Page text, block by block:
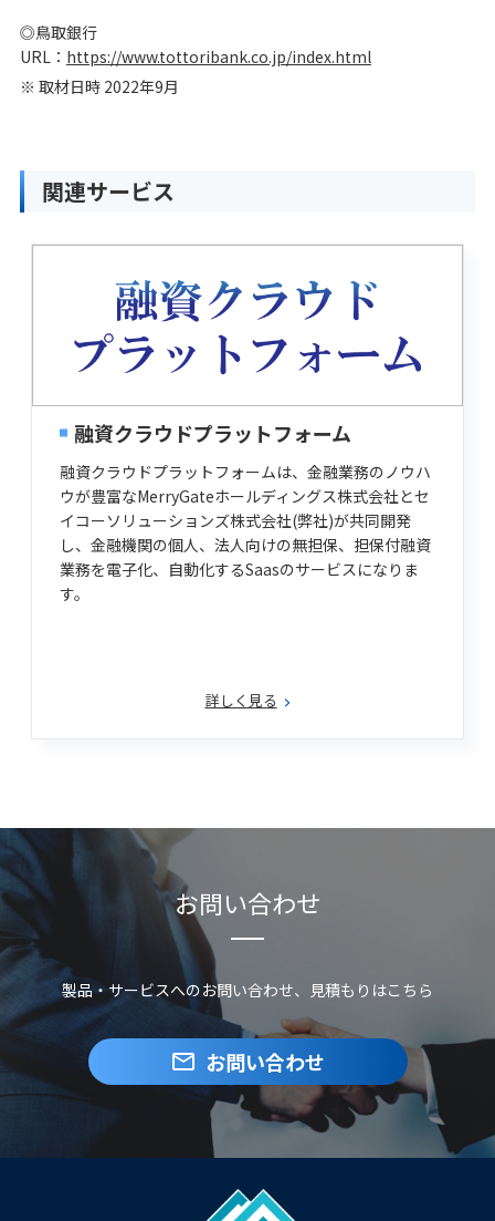
◎鳥取銀行
URL： https://www.tottoribank.co.jp/index.html
※ 取材日時 2022年9月
関連サービス
融資クラウドプラットフォーム
融資クラウドプラットフォームは、金融業務のノウハ
ウが豊富なMerryGateホールディングス株式会社とセ
イコーソリューションズ株式会社(弊社)が共同開発
し、金融機関の個人、法人向けの無担保、担保付融資
業務を電子化、自動化するSaasのサービスになりま
す。
詳しく見る
お問い合わせ
製品・サービスへのお問い合わせ、見積もりはこちら
mail お問い合わせ